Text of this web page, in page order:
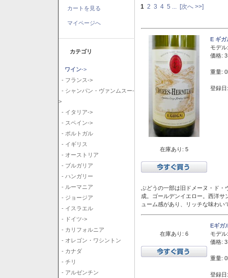
カートを見る
マイページへ
カテゴリ
ワイン->
- フランス->
- シャンパン・ヴァンムスー-
>
- イタリア->
- スペイン->
- ポルトガル
- イギリス
- オーストリア
- ブルガリア
- ハンガリー
- ルーマニア
- ジョージア
- イスラエル
- ドイツ->
- カリフォルニア
- オレゴン・ワシントン
- カナダ
- チリ
- アルゼンチン
1 2 3 4 5 [次へ >>]
在庫あり: 5
E ギ
モデル:
価格:
重量:
登録
ぶどうの一部は旧ドメーヌ・ド・
成。ゴールデンイエロー。西洋
ューム感があり、リッチな味わい
在庫あり: 6
Eギガ
モデル:
価格:
重量:
登録